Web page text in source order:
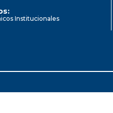
Institucionales